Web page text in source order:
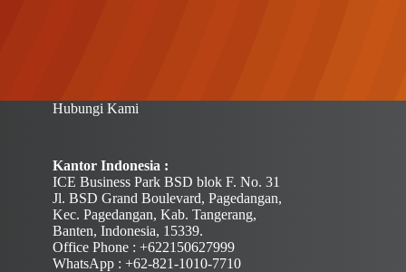
Hubungi Kami
Kantor Indonesia :
ICE Business Park BSD blok F. No. 31
Jl. BSD Grand Boulevard, Pagedangan,
Kec. Pagedangan, Kab. Tangerang,
Banten, Indonesia, 15339.
Office Phone : +622150627999
WhatsApp : +62-821-1010-7710